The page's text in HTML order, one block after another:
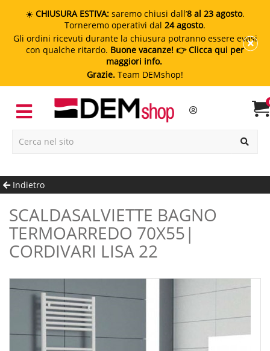
☀️ CHIUSURA ESTIVA: saremo chiusi dall’8 al 23 agosto.
Torneremo operativi dal 24 agosto.
Gli ordini ricevuti durante la chiusura potranno essere evasi
con qualche ritardo. Buone vacanze! 👉 Clicca qui per
maggiori info.
Grazie. Team DEMshop!
Indietro
SCALDASALVIETTE BAGNO
TERMOARREDO 70X55|
CORDIVARI LISA 22